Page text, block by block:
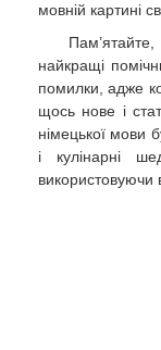
мовній картині
найкращі
помилки, адже
щось нове і
німецької мови
і кулінарні
використовуючи